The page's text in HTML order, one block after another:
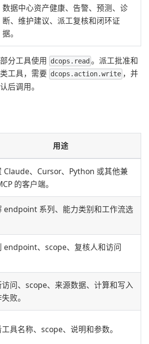
数据中心资产健康、告警、预测、诊
断、维护建议、派工复核和闭环证
据。
分工具使用 dcops.read 。派工批准和
工具，需要 dcops.action.write ，并
后调用。
用途
Claude、Cursor、Python 或其他兼
的客户端。
endpoint 系列、能力类别和工作流选
endpoint、scope、复核人和访问
问、scope、来源数据、计算和写入
败。
具名称、scope、说明和参数。